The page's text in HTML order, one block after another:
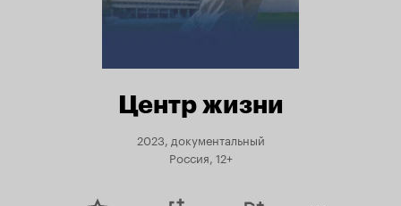
Центр жизни
2023, документальный
Россия, 12+